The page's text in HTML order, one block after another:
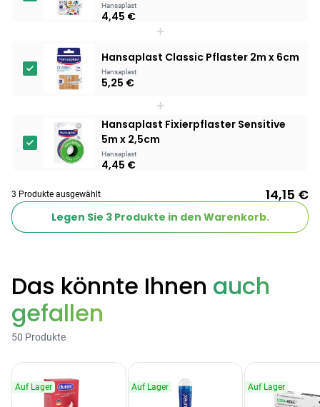
BEAUTY & PFLEGE
Linola Forte
Shampoo für
juckende, trockene
oder zu
Schuppenflechte
neigende Kopfhaut
12,28 € 16,37 € -25%
ARZNEIMITTEL & GESUNDHEIT
Vagisan Milchsäure
– Zäpfchen zur
pH-Wert-
Stabilisierung
12,89 € 17,47 € -26%
ARZNEIMITTEL & GESUNDHEIT
Hametum
Bei Hämorrhoiden
& Juckreiz
12,04 €
Hansaplast
4,45 €
+
Hansaplast Classic Pflaster 2m x 6cm
Hansaplast
5,25 €
+
Hansaplast Fixierpflaster Sensitive
5m x 2,5cm
Hansaplast
4,45 €
3 Produkte ausgewählt 14,15 €
Legen Sie 3Produkte in den Warenkorb.
Das könnte Ihnen auch
gefallen
50 Produkte
Auf Lager Auf Lager Auf Lager